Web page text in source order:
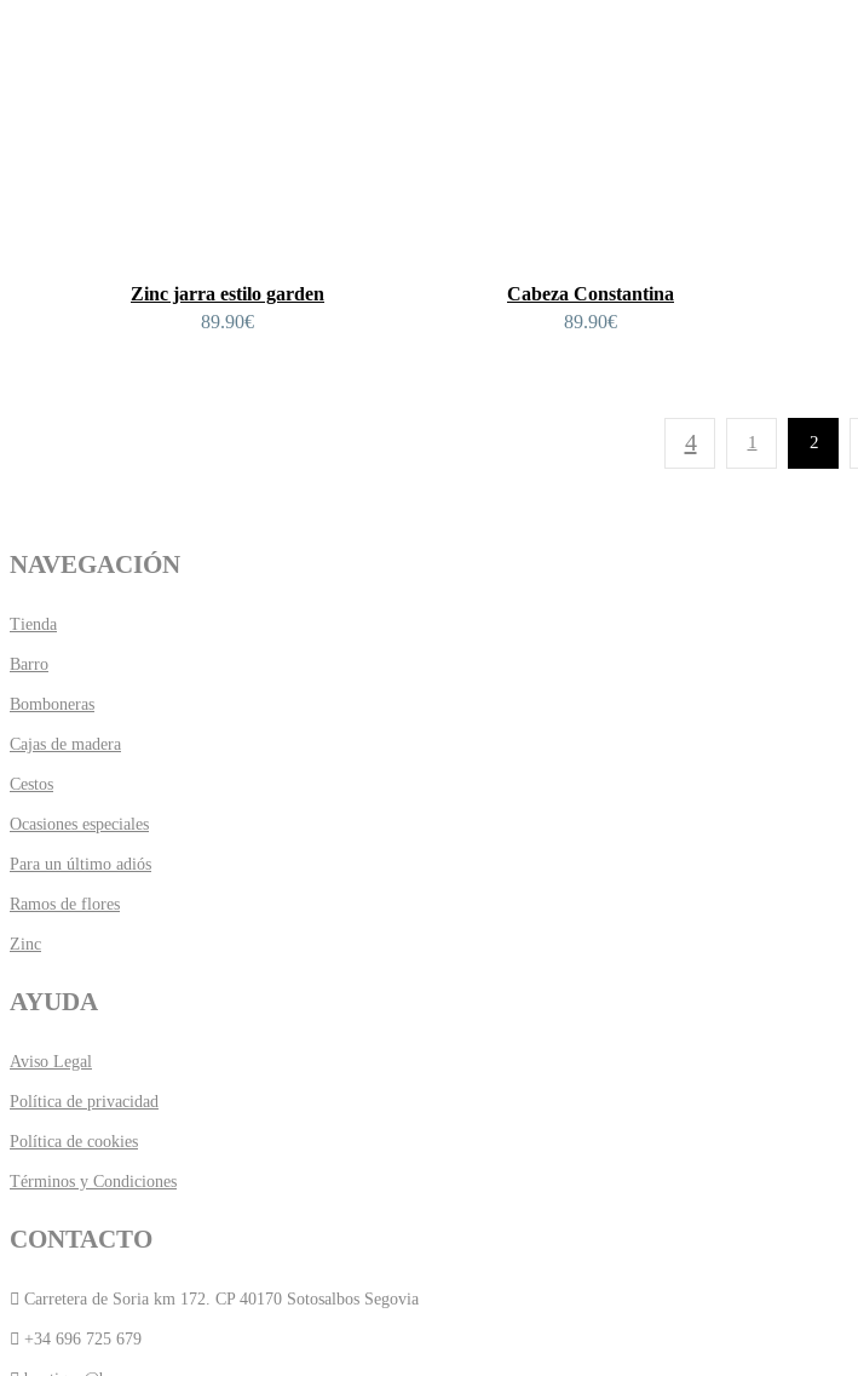
Zinc jarra estilo garden
89.90€
Cabeza Constantina
89.90€
1 2
NAVEGACIÓN
Tienda
Barro
Bomboneras
Cajas de madera
Cestos
Ocasiones especiales
Para un último adiós
Ramos de flores
Zinc
AYUDA
Aviso Legal
Política de privacidad
Política de cookies
Términos y Condiciones
CONTACTO
Carretera de Soria km 172. CP 40170 Sotosalbos Segovia
+34 696 725 679